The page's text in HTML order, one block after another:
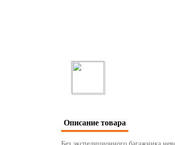
Описание товара